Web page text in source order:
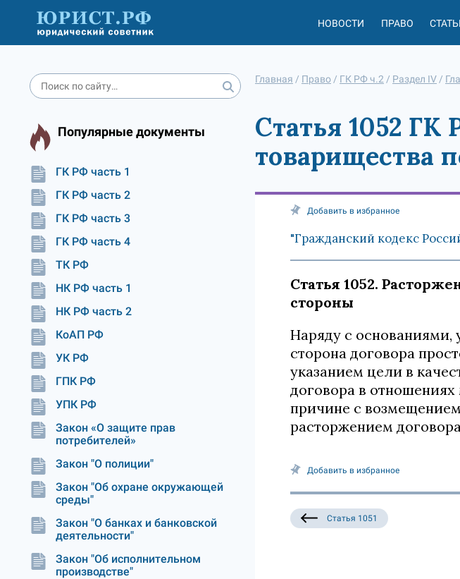
НОВОСТИ ПРАВО
Популярные документы
ГК РФ часть 1
ГК РФ часть 2
ГК РФ часть 3
ГК РФ часть 4
ТК РФ
НК РФ часть 1
НК РФ часть 2
КоАП РФ
УК РФ
ГПК РФ
УПК РФ
Закон «О защите прав
потребителей»
Закон "О полиции"
Закон "Об охране окружающей
среды"
Закон "О банках и банковской
деятельности"
Закон "Об исполнительном
производстве"
Главная / Право / ГК РФ ч.2 / Раздел IV /
Статья 1052 ГК
товарищества
Добавить в избранное
"Гражданский кодекс
Статья 1052.
стороны
Наряду с основаниями,
сторона договора
указанием цели в
договора в
причине с
расторжением
Добавить в избранное
Статья 1051